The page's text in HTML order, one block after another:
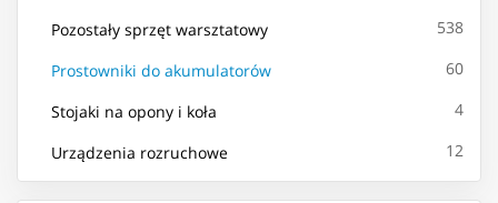
Pozostały sprzęt warsztatowy 538
Prostowniki do akumulatorów 60
Stojaki na opony i koła 4
Urządzenia rozruchowe 12